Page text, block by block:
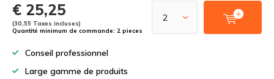
€ 25,25
(30,55 Taxes incluses)
Quantité minimum de commande: 2 pieces
Conseil professionnel
Large gamme de produits